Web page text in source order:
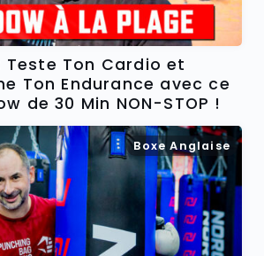
: Teste Ton Cardio et
Ton Endurance avec ce
de 30 Min NON-STOP !
Boxe Anglaise